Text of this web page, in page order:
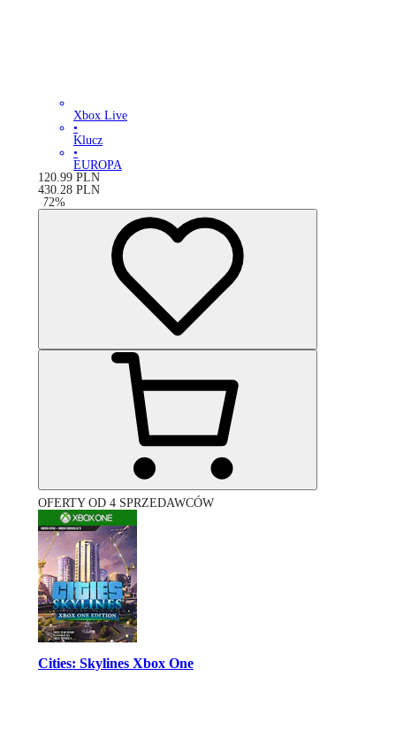
Xbox Live
•
Klucz
•
EUROPA
120.99 PLN
430.28 PLN
-72%
OFERTY OD 4 SPRZEDAWCÓW
Cities: Skylines Xbox One